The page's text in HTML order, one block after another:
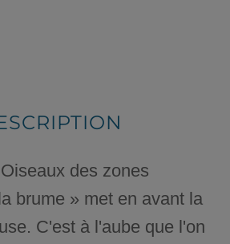
des zones
brume » met en avant la
C'est à l'aube que l'on